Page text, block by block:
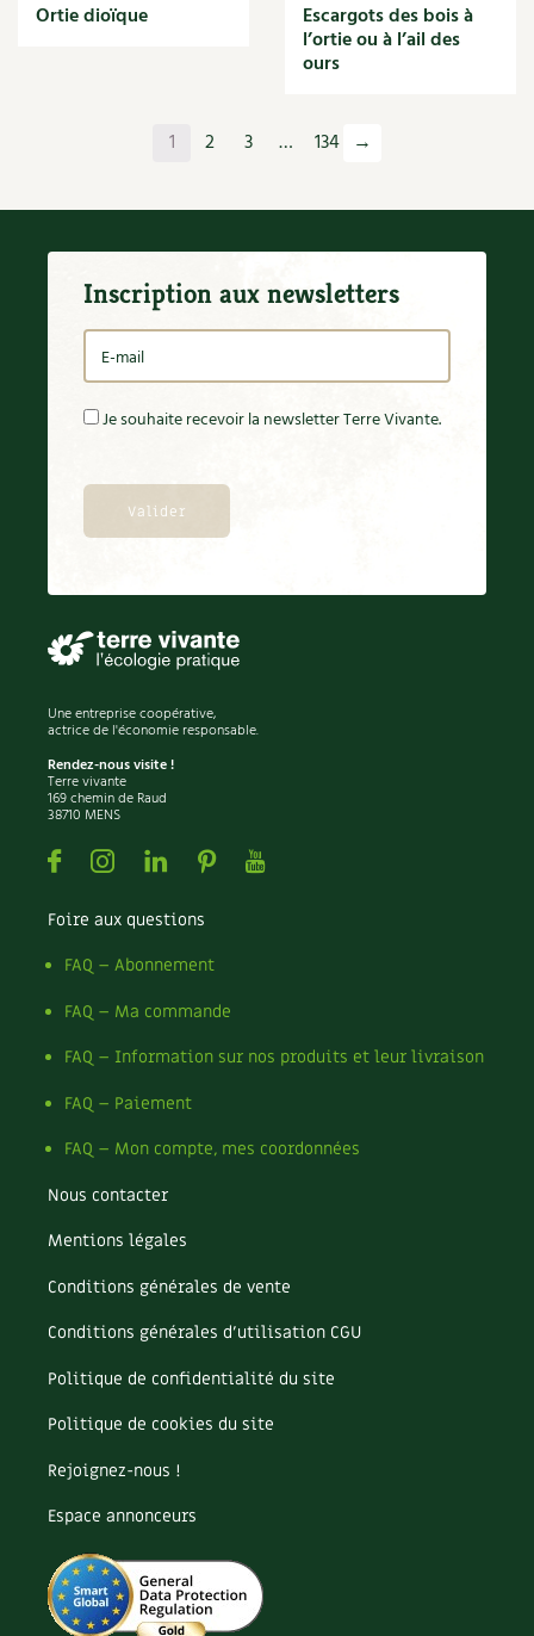
Optimiser l'espace
Paille
Panais
Parasite
Partenariat
Participatif
Patate douce
Pelouse
Permaculture
Pesticides
Petits pois
Piment
Pissenlit
Pizza
Plantes
Plantes d'extérieur
Plantes d'intérieur
Plantes médicinales
Plantes sauvages
Plants
Plastique
Poireau
Pollinisation
Pollution
Pomme
Potager
Potager en lasagnes
Poules
Prairie fleurie
Purin
Recette
Récup'
Réparation
Reproduction
Restauration
Rocaille
Ronce (ou mûre de jardin)
Roquette
Ortie dioïque Escargots des bois à
l’ortie ou à l’ail des
ours
1 2 3 … 134 →
Inscription aux newsletters
Je souhaite recevoir la newsletter Terre Vivante.
Une entreprise coopérative,
actrice de l'économie responsable.
Rendez-nous visite !
Terre vivante
169 chemin de Raud
38710 MENS
FacebookInstagramLinkedin
PinterestYoutube
Foire aux questions
FAQ – Abonnement
FAQ – Ma commande
FAQ – Information sur nos produits et leur livraison
FAQ – Paiement
FAQ – Mon compte, mes coordonnées
Nous contacter
Mentions légales
Conditions générales de vente
Conditions générales d’utilisation CGU
Politique de confidentialité du site
Politique de cookies du site
Rejoignez-nous !
Espace annonceurs